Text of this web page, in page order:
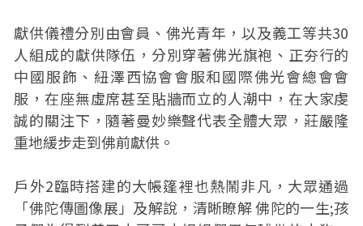
獻供儀禮分別由會員、佛光青年，以及義工等共30
人組成的獻供隊伍，分別穿著佛光旗袍、正夯行的
中國服飾、紐澤西協會會服和國際佛光會總會會
服，在座無虛席甚至貼牆而立的人潮中，在大家虔
誠的關注下，隨著曼妙樂聲代表全體大眾，莊嚴隆
重地緩步走到佛前獻供。
戶外2臨時搭建的大帳篷裡也熱鬧非凡，大眾通過
「佛陀傳圖像展」及解說，清晰瞭解 佛陀的一生;孩